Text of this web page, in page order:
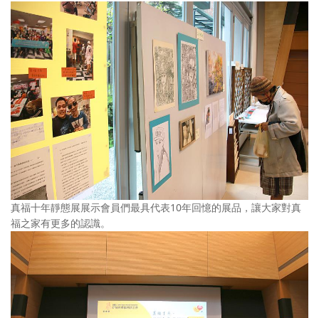
真福十年靜態展展示會員們最具代表10年回憶的展品，讓大家對真
福之家有更多的認識。